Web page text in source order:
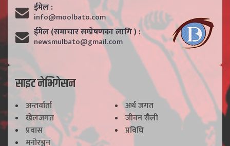
ईमेल :
info@moolbato.com
ईमेल (समाचार सम्प्रेषणका लागि ) :
newsmulbato@gmail.com
साइट नेभिगेसन
अन्तर्वार्ता
अर्थ जगत
खेलजगत
जीवन सैली
प्रवास
प्रविधि
मनोरञ्जन